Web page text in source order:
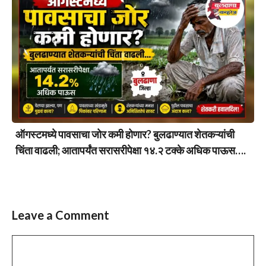
ऑगस्टमध्ये पावसाचा जोर कमी होणार? बुलढाण्यात शेतकऱ्यांची
चिंता वाढली; आतापर्यंत सरासरीपेक्षा १४.२ टक्के अधिक पाऊस….
Leave a Comment